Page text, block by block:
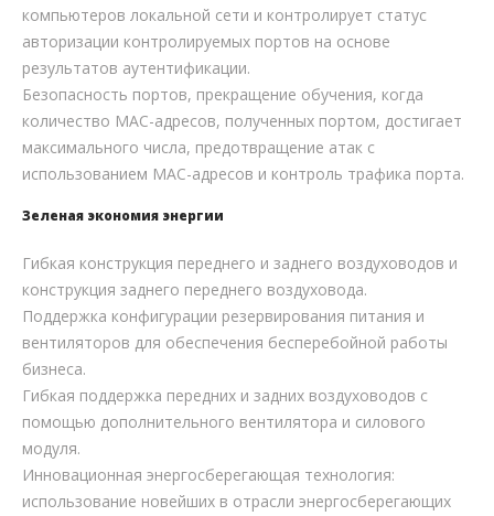
компьютеров локальной сети и контролирует статус
авторизации контролируемых портов на основе
результатов аутентификации.
Безопасность портов, прекращение обучения, когда
количество MAC-адресов, полученных портом, достигает
максимального числа, предотвращение атак с
использованием MAC-адресов и контроль трафика порта.
Зеленая экономия энергии
Гибкая конструкция переднего и заднего воздуховодов и
конструкция заднего переднего воздуховода.
Поддержка конфигурации резервирования питания и
вентиляторов для обеспечения бесперебойной работы
бизнеса.
Гибкая поддержка передних и задних воздуховодов с
помощью дополнительного вентилятора и силового
модуля.
Инновационная энергосберегающая технология:
использование новейших в отрасли энергосберегающих